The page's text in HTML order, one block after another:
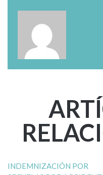
INDEMNIZACIÓN POR